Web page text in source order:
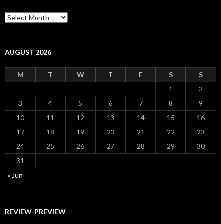
Archiv
AUGUST 2026
M T W T F S
S
1
2
3
4 5 6 7 8
9
10
11 12 13 14 15
16
17
18 19 20 21 22
23
24
25 26 27 28 29
30
31
« Jun
REVIEW-PREVIEW